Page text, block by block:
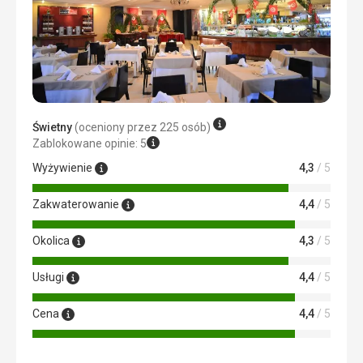
Zakwaterowanie
Pokoje dosyć małe ale na plus że w pokojach łączonych
były dwie łazienki.
Bardzo czysto.
Usługi
Obsługa hotelowa bardzo pomocna, życzliwa.
Świetny(oceniony przez 225 osób)
Zablokowane opinie: 5
Wyżywienie
4,3 / 5
Zakwaterowanie 4,4 / 5
Okolica 4,3 / 5
Usługi 4,4 / 5
Cena 4,4 / 5